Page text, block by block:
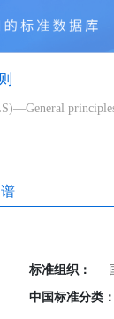
标准组织：
中国标准分类：